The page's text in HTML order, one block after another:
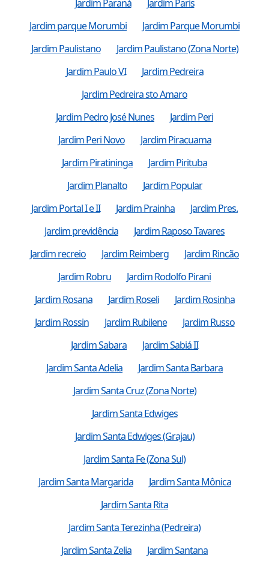
Jardim Paraná
Jardim Paris
Jardim parque Morumbi
Jardim Parque Morumbi
Jardim Paulistano
Jardim Paulistano (Zona Norte)
Jardim Paulo VI
Jardim Pedreira
Jardim Pedreira sto Amaro
Jardim Pedro José Nunes
Jardim Peri
Jardim Peri Novo
Jardim Piracuama
Jardim Piratininga
Jardim Pirituba
Jardim Planalto
Jardim Popular
Jardim Portal I e II
Jardim Prainha
Jardim Pres.
Jardim previdência
Jardim Raposo Tavares
Jardim recreio
Jardim Reimberg
Jardim Rincão
Jardim Robru
Jardim Rodolfo Pirani
Jardim Rosana
Jardim Roseli
Jardim Rosinha
Jardim Rossin
Jardim Rubilene
Jardim Russo
Jardim Sabara
Jardim Sabiá II
Jardim Santa Adelia
Jardim Santa Barbara
Jardim Santa Cruz (Zona Norte)
Jardim Santa Edwiges
Jardim Santa Edwiges (Grajau)
Jardim Santa Fe (Zona Sul)
Jardim Santa Margarida
Jardim Santa Mônica
Jardim Santa Rita
Jardim Santa Terezinha (Pedreira)
Jardim Santa Zelia
Jardim Santana